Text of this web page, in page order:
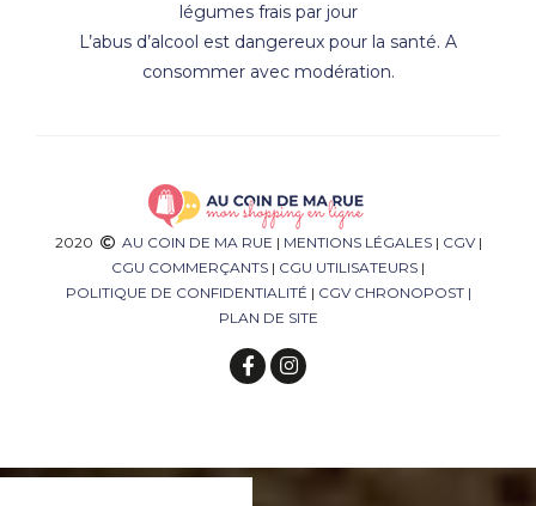
légumes frais par jour
L’abus d’alcool est dangereux pour la santé. A
consommer avec modération.
2020 AU COIN DE MA RUE | MENTIONS LÉGALES| CGV|
CGU COMMERÇANTS | CGU UTILISATEURS |
POLITIQUE DE CONFIDENTIALITÉ | CGV CHRONOPOST |
PLAN DE SITE